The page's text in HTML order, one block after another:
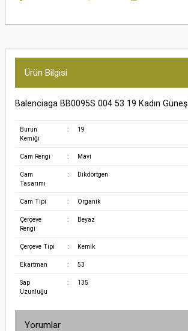
Ürün Bilgisi
Balenciaga BB0095S 004 53 19 Kadın
Burun
Kemiği
: 19
Cam Rengi : Mavi
Cam
Tasarımı
: Dikdörtgen
Cam Tipi : Organik
Çerçeve
Rengi
: Beyaz
Çerçeve Tipi : Kemik
Ekartman : 53
Sap
Uzunluğu
: 135
Yorumlar